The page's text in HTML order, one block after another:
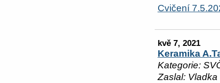
Cvičení
kvě 7, 2021
Keramika
Kategorie:
Zaslal: Vladka